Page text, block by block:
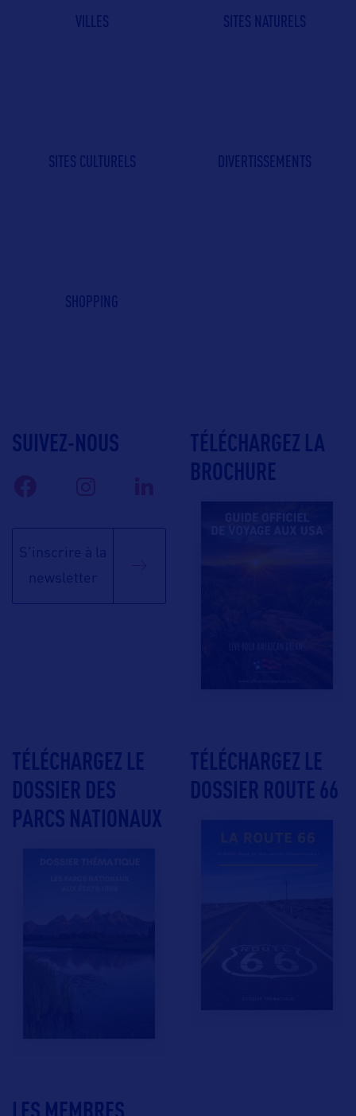
VILLES SITES NATURELS
SITES CULTURELS DIVERTISSEMENTS
SHOPPING
LES MEMBRES
SUIVEZ-NOUS
S'inscrire à la
newsletter
TÉLÉCHARGEZ LA
BROCHURE
TÉLÉCHARGEZ LE
DOSSIER DES
PARCS NATIONAUX
TÉLÉCHARGEZ LE
DOSSIER ROUTE 66